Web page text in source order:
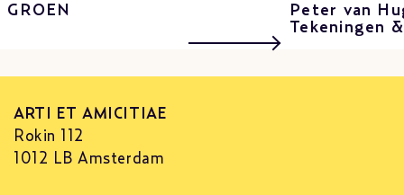
GROEN
Peter van
Tekeningen
ARTI ET AMICITIAE
Rokin 112
1012 LB Amsterdam